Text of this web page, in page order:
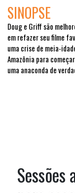
SINOPSE
Doug e Griff são
em refazer seu filme
uma crise de meia-
Amazônia para
uma anaconda de
Sessões